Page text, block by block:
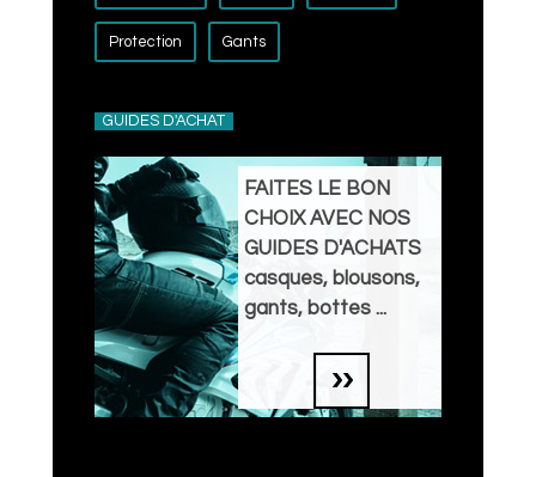
Protection Gants
GUIDES D'ACHAT
FAITES LE BON
CHOIX AVEC NOS
GUIDES D'ACHATS
casques, blousons,
gants, bottes ...